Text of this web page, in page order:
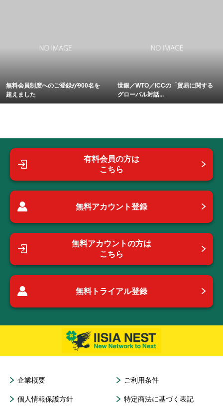
無料会員制度へのご登録が900名を
超えました
世銀／WTO／ICCの「貿易に関する
グローバル対話...
有料会員の方は
こちら
無料アカウント登録
無料アカウントの方は
こちら
無料トライアル登録
企業概要 ご利用条件
個人情報保護方針 特定商法に基づく表記